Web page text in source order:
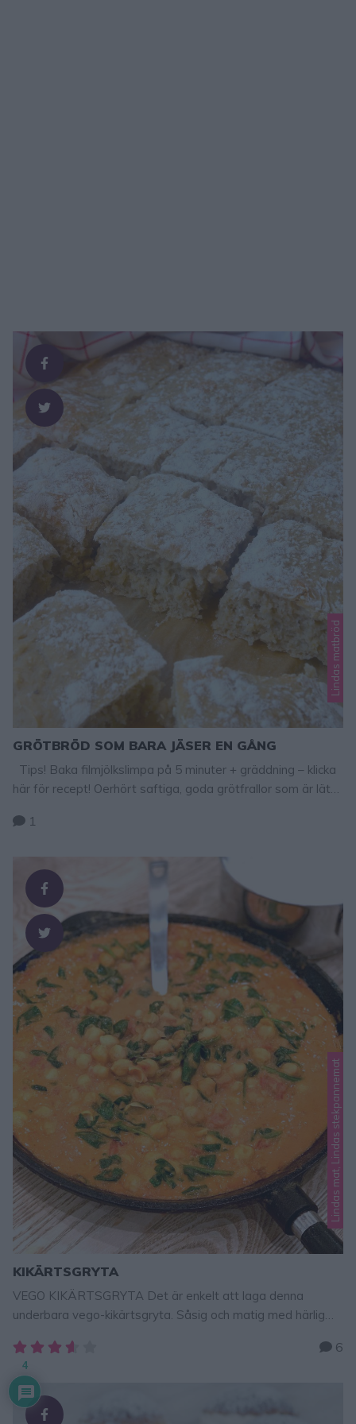
Lindas matbröd
GRÖTBRÖD SOM BARA JÄSER EN GÅNG
Tips! Baka filmjölkslimpa på 5 minuter + gräddning – klicka
här för recept! Oerhört saftiga, goda grötfrallor som är lätta
mycket saftiga både av gröten i degen och att den gräddas
Grötbröd …
1
Lindas mat, Lindas stekpannemat
KIKÄRTSGRYTA
VEGO KIKÄRTSGRYTA Det är enkelt att laga denna
underbara vego-kikärtsgryta. Såsig och matig med härlig
ny favorit av mig! Tips! Stekt avokado är ljuvligt gott att äta
istället för kött – klicka här för recept! TIPS! Följ mig gärna
Lindas bakskola på Instagram (klicka här, …
6
4